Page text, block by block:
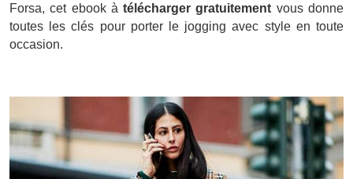
Forsa, cet ebook àtélécharger gratuitement vous donne
toutes les clés pour porter le jogging avec style en toute
occasion.